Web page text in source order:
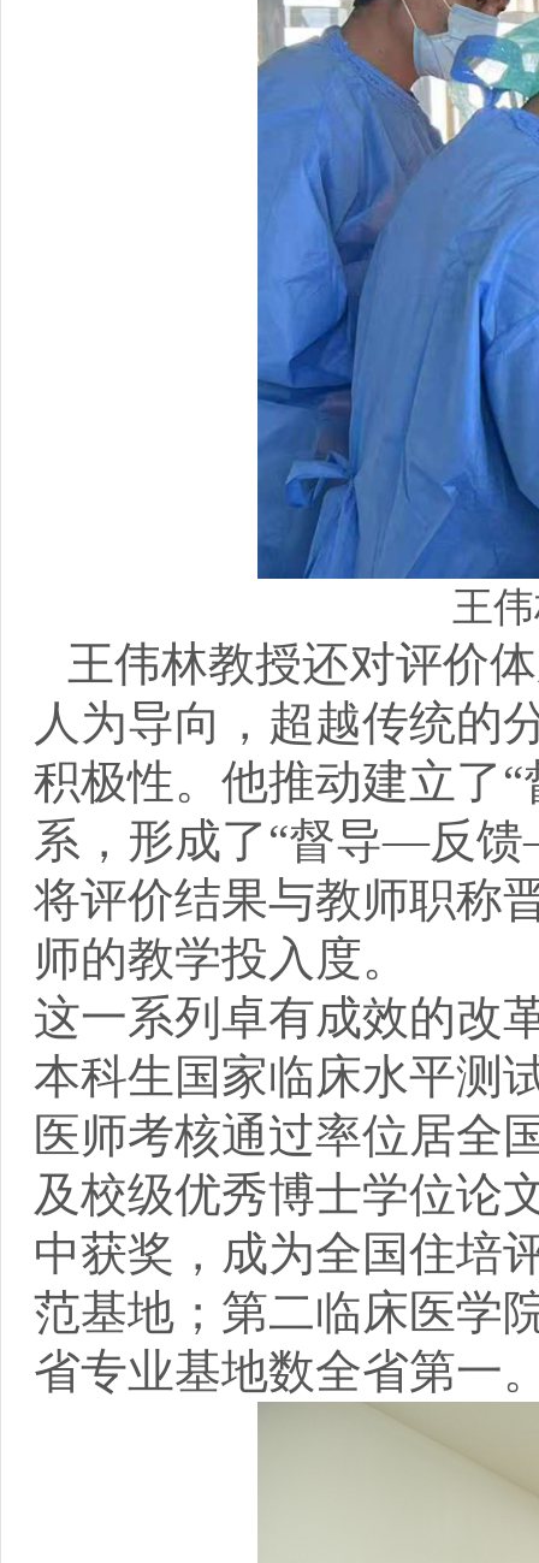
王
王伟林教授还对评价
人为导向，超越传统的
积极性。他推动建立了
系，形成了“督导—反
将评价结果与教师职称
师的教学投入度。
这一系列卓有成效的改
本科生国家临床水平测
医师考核通过率位居全
及校级优秀博士学位论
中获奖，成为全国住培
范基地；第二临床医学
省专业基地数全省第一